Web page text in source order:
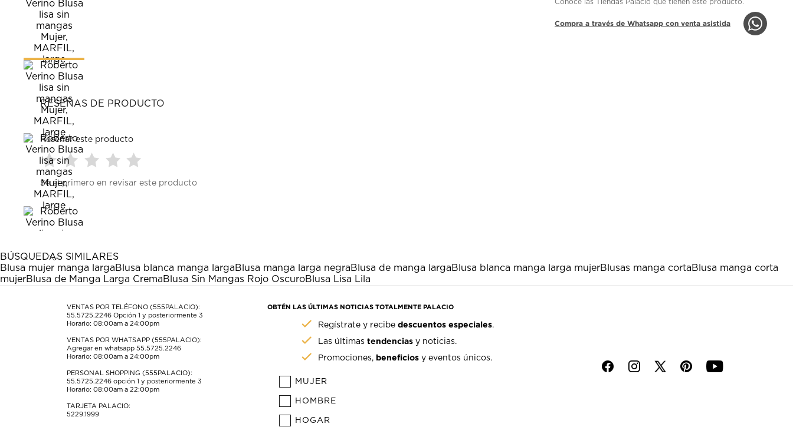
Conoce las Tiendas Palacio que tienen este producto.
Compra a través de Whatsapp con venta asistida
RESEÑAS DE PRODUCTO
Reseñar este producto
Seleccionar
para
calificar
el
artículo
con
estrella
Esta
acción
abrirá
formulario
Seleccionar
para
calificar
el
artículo
con
estrellas.
Esta
acción
abrirá
formulario
de
para
estrellas.
Esta
acción
abrirá
formulario
de
para
estrellas.
Esta
acción
abrirá
formulario
de
para
Esta
acción
abrirá
formulario
de
envío.
Sé el primero en revisar este producto
BÚSQUEDAS SIMILARES
Blusa mujer manga largaBlusa blanca manga largaBlusa manga larga negraBlusa de manga largaBlusa blanca manga larga mujerBlusas manga cortaBlusa manga corta
mujerBlusa de Manga Larga CremaBlusa Sin Mangas Rojo OscuroBlusa Lisa Lila
VENTAS POR TELÉFONO (555PALACIO):
55.5725.2246 Opción 1 y posteriormente 3
Horario: 08:00am a 24:00pm
VENTAS POR WHATSAPP (555PALACIO):
Agregar en whatsapp 55.5725.2246
Horario: 08:00am a 24:00pm
PERSONAL SHOPPING (555PALACIO):
55.5725.2246 opción 1 y posteriormente 3
Horario: 08:00am a 22:00pm
TARJETA PALACIO:
5229.1999
OBTÉN LAS ÚLTIMAS NOTICIAS TOTALMENTE PALACIO
Regístrate y recibedescuentos especiales.
Las últimastendencias y noticias.
Promociones, beneficios y eventos únicos.
MUJER
HOMBRE
HOGAR
f i p y